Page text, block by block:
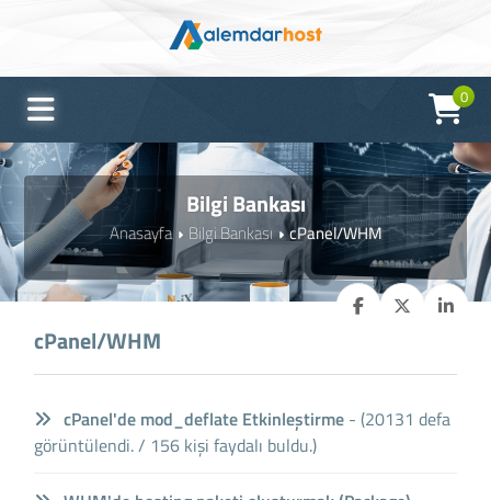
0
Bilgi Bankası
Anasayfa Bilgi Bankası cPanel/WHM
cPanel/WHM
cPanel'de mod_deflate Etkinleştirme - (20131 defa
görüntülendi. / 156 kişi faydalı buldu.)